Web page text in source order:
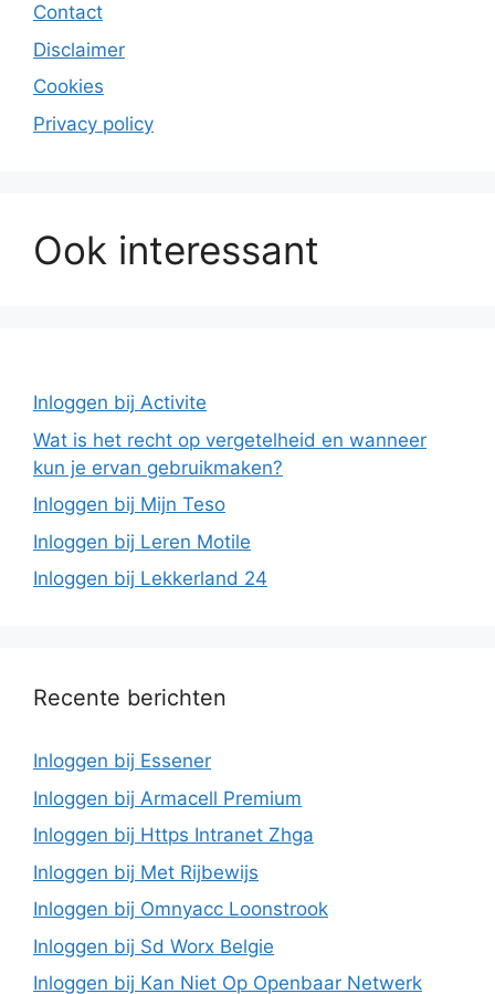
Contact
Disclaimer
Cookies
Privacy policy
Ook interessant
Inloggen bij Activite
Wat is het recht op vergetelheid en wanneer
kun je ervan gebruikmaken?
Inloggen bij Mijn Teso
Inloggen bij Leren Motile
Inloggen bij Lekkerland 24
Recente berichten
Inloggen bij Essener
Inloggen bij Armacell Premium
Inloggen bij Https Intranet Zhga
Inloggen bij Met Rijbewijs
Inloggen bij Omnyacc Loonstrook
Inloggen bij Sd Worx Belgie
Inloggen bij Kan Niet Op Openbaar Netwerk